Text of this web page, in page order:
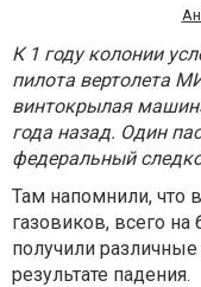
К 1 году колонии
пилота вертолета
винтокрылая
года назад. Один
федеральный
Там напомнили, что
газовиков, всего
получили
результате падения.